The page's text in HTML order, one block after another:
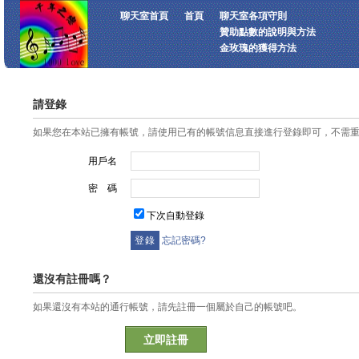
聊天室首頁 首頁
聊天室各項守則
贊助點數的說明與方法
金玫瑰的獲得方法
請登錄
如果您在本站已擁有帳號，請使用已有的帳號信息直接進行登錄即可，不需
用戶名
密 碼
下次自動登錄
忘記密碼?
還沒有註冊嗎？
如果還沒有本站的通行帳號，請先註冊一個屬於自己的帳號吧。
立即註冊